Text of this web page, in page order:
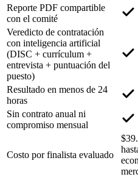
Reporte PDF compartible
con el comité
Veredicto de contratación
con inteligencia artificial
(DISC + currículum +
entrevista + puntuación del
puesto)
Resultado en menos de 24
horas
Sin contrato anual ni
compromiso mensual
Costo por finalista evaluado